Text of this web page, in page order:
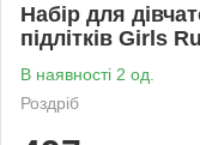
Набір для
підлітків Girls
В наявності 2 од.
Роздріб